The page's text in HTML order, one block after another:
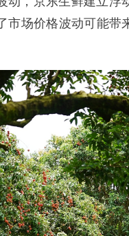
市场价格波动可能